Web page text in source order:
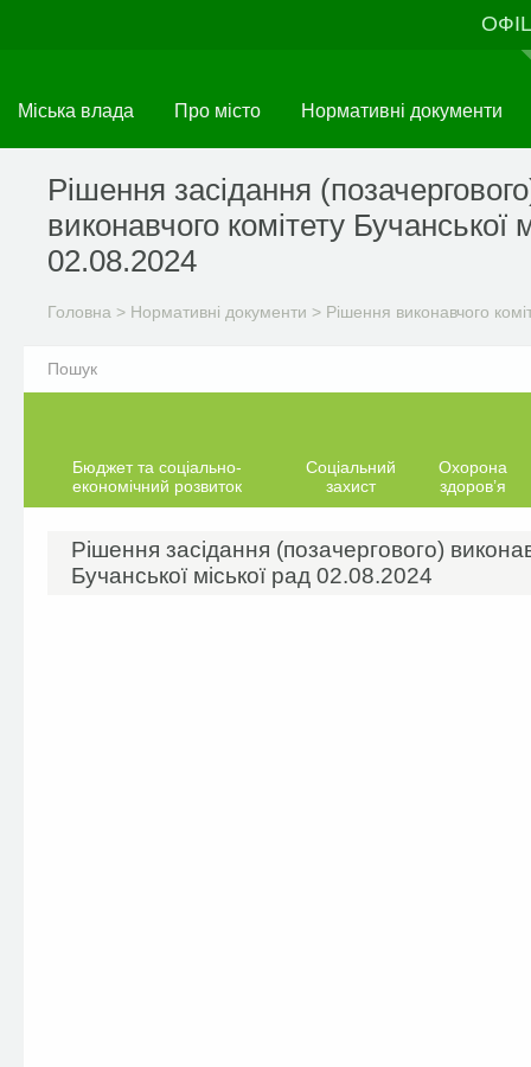
Міська влада Про місто Нормативні документи
Рішення засідання
виконавчого комітету Бучанської
02.08.2024
Головна > Нормативні документи > Рішення виконавчого
Бюджет та соціально-
економічний розвиток
Соціальний
захист
Охорона
здоров’я
Рішення засідання (позачергового)
Бучанської міської рад 02.08.2024